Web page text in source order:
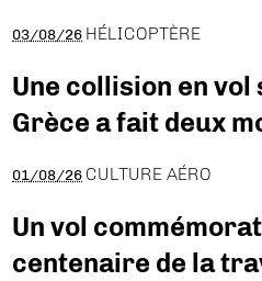
03/08/26 HÉLICOPTÈRE
Une collision en vol
Grèce a fait deux
01/08/26 CULTURE AÉRO
Un vol
centenaire de la